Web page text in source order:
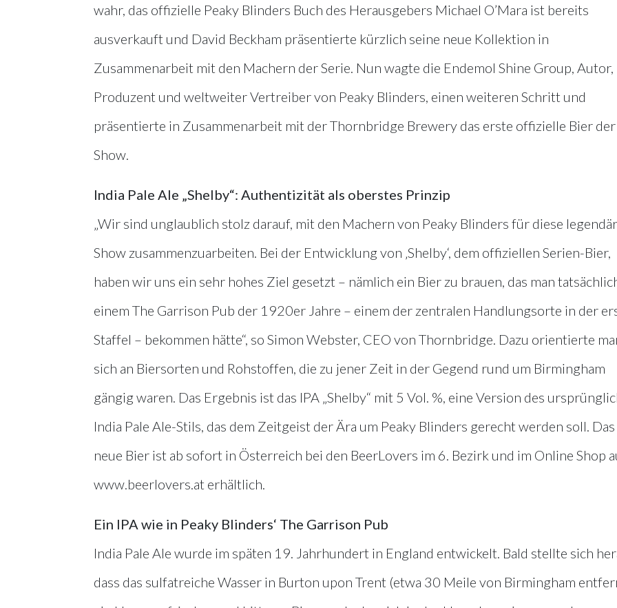
wahr, das offizielle Peaky Blinders Buch des Herausgebers Michael O’Mara ist bereits
ausverkauft und David Beckham präsentierte kürzlich seine neue Kollektion in
Zusammenarbeit mit den Machern der Serie. Nun wagte die Endemol Shine Group, Autor,
Produzent und weltweiter Vertreiber von Peaky Blinders, einen weiteren Schritt und
präsentierte in Zusammenarbeit mit der Thornbridge Brewery das erste offizielle Bier der
Show.
India Pale Ale „Shelby“: Authentizität als oberstes Prinzip
„Wir sind unglaublich stolz darauf, mit den Machern von Peaky Blinders für diese
Show zusammenzuarbeiten. Bei der Entwicklung von ‚Shelby‘, dem offiziellen Serien-Bier,
haben wir uns ein sehr hohes Ziel gesetzt – nämlich ein Bier zu brauen, das man
einem The Garrison Pub der 1920er Jahre – einem der zentralen Handlungsorte in der
Staffel – bekommen hätte“, so Simon Webster, CEO von Thornbridge. Dazu orientierte
sich an Biersorten und Rohstoffen, die zu jener Zeit in der Gegend rund um Birmingham
gängig waren. Das Ergebnis ist das IPA „Shelby“ mit 5 Vol. %, eine Version des
India Pale Ale-Stils, das dem Zeitgeist der Ära um Peaky Blinders gerecht werden soll. Das
neue Bier ist ab sofort in Österreich bei den BeerLovers im 6. Bezirk und im Online Shop
www.beerlovers.at erhältlich.
Ein IPA wie in Peaky Blinders‘ The Garrison Pub
India Pale Ale wurde im späten 19. Jahrhundert in England entwickelt. Bald stellte sich
dass das sulfatreiche Wasser in Burton upon Trent (etwa 30 Meile von Birmingham